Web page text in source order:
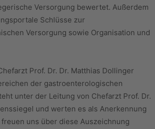
Versorgung bewertet. Außerdem
Schlüsse zur
Versorgung sowie Organisation und
Prof. Dr. Dr. Matthias Dollinger
der gastroenterologischen
unter der Leitung von Chefarzt Prof. Dr.
und werten es als Anerkennung
uns über diese Auszeichnung